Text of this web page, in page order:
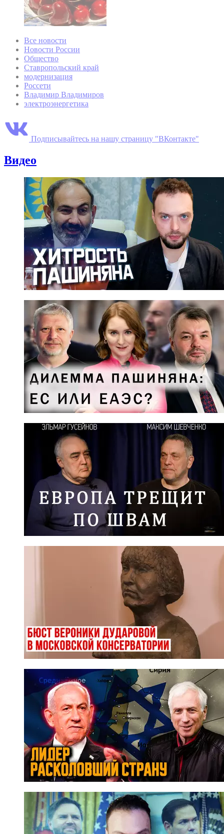
Все новости
Новости России
Общество
Ставропольский край
модернизация
Россети
Владимир Владимиров
электроэнергетика
Подписывайтесь на нашу страницу "ВКонтакте"
Видео